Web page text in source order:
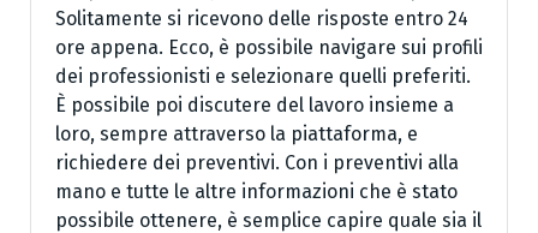
Solitamente si ricevono delle risposte entro 24
ore appena. Ecco, è possibile navigare sui profili
dei professionisti e selezionare quelli preferiti.
È possibile poi discutere del lavoro insieme a
loro, sempre attraverso la piattaforma, e
richiedere dei preventivi. Con i preventivi alla
mano e tutte le altre informazioni che è stato
possibile ottenere, è semplice capire quale sia il